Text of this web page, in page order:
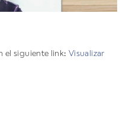
el siguiente link: Visualizar